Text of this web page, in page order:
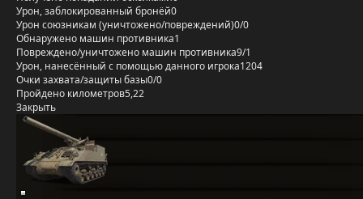
Урон, заблокированный бронёй0
Урон союзникам (уничтожено/повреждений)0/0
Обнаружено машин противника1
Повреждено/уничтожено машин противника9/1
Урон, нанесённый с помощью данного игрока1204
Очки захвата/защиты базы0/0
Пройдено километров5,22
Закрыть